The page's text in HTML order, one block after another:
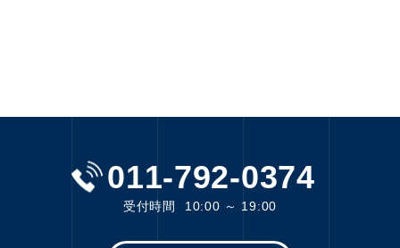
011-792-0374
受付時間 10:00 ～ 19:00